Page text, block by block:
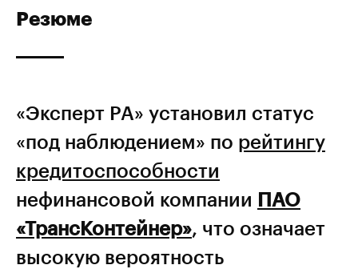
Резюме
«Эксперт РА» установил статус
«под наблюдением» по рейтингу
кредитоспособности
нефинансовой компании ПАО
«ТрансКонтейнер», что означает
высокую вероятность